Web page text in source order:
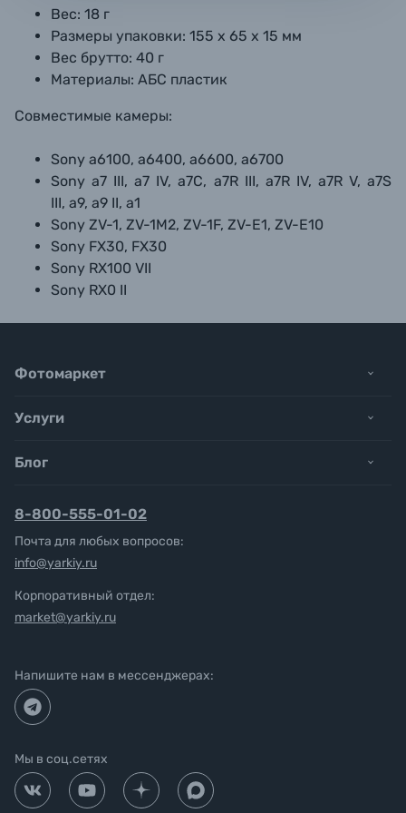
Вес: 18 г
Размеры упаковки: 155 х 65 х 15 мм
Вес брутто: 40 г
Материалы: АБС пластик
Совместимые камеры:
Sony a6100, a6400, a6600, a6700
Sony a7 III, a7 IV, a7C, a7R III, a7R IV, a7R V, a7S
III, a9, a9 II, a1
Sony ZV-1, ZV-1M2, ZV-1F, ZV-E1, ZV-E10
Sony FX30, FX30
Sony RX100 VII
Sony RX0 II
Фотомаркет
Услуги
Блог
8-800-555-01-02
Почта для любых вопросов:
info@yarkiy.ru
Корпоративный отдел:
market@yarkiy.ru
Напишите нам в мессенджерах:
Мы в соц.сетях